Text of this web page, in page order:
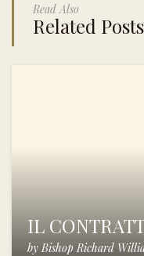
Read Also
Related Posts
IL
by Bishop Richard